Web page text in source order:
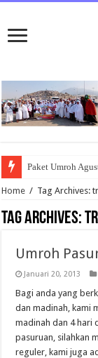
Paket Umroh
Home / Tag Archives:
Tag Archives:
Umroh
Januari 20, 2013
Bagi anda yang
dan madinah, kami
madinah dan 4 hari
pasuruan, silahkan
reguler, kami juga